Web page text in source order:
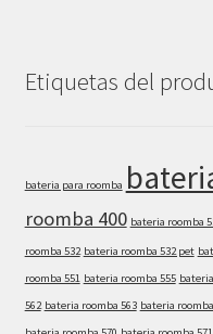
Etiquetas del
bateria para roomba
roomba 400 bateria roomba
roomba 532 bateria roomba 532 pet
roomba 551 bateria roomba 555
562 bateria roomba 563 bateria